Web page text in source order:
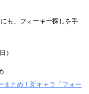
も、フォーキー探しを手
）
まとめ！新キャラ「フォー